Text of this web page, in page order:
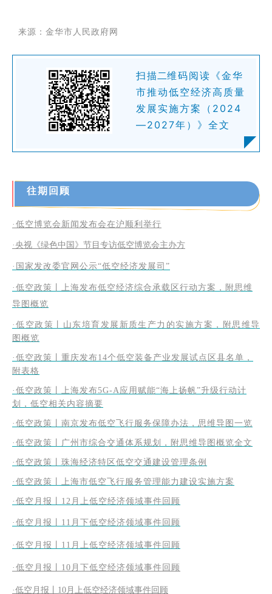
来源：金华市人民政府网
扫描二维码阅读 《金华
市推动低空经济高质量
发展实施方案（2024
—2027年）》 全文
往期回顾
·低空博览会新闻发布会在沪顺利举行
·央视《绿色中国》节目专访低空博览会主办方
·国家发改委官网公示“低空经济发展司”
·低空政策丨上海发布低空经济综合承载区行动方案，附思维
导图概览
·低空政策丨山东培育发展新质生产力的实施方案，附思维导
图概览
·低空政策丨重庆发布14个低空装备产业发展试点区县名单，
附表格
·低空政策丨上海发布5G-A应用赋能“海上扬帆”升级行动计
划，低空相关内容摘要
·低空政策丨南京发布低空飞行服务保障办法，思维导图一览
·低空政策丨广州市综合交通体系规划，附思维导图概览全文
·低空政策丨珠海经济特区低空交通建设管理条例
·低空政策丨上海市低空飞行服务管理能力建设实施方案
·低空月报丨12月上低空经济领域事件回顾
·低空月报丨11月下低空经济领域事件回顾
·低空月报丨11月上低空经济领域事件回顾
·低空月报丨10月下低空经济领域事件回顾
·低空月报丨10月上低空经济领域事件回顾